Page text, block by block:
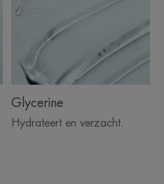
Glycerine
Hydrateert en verzacht.